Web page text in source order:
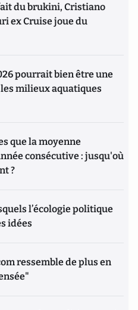
du brukini, Cristiano
ex Cruise joue du
pourrait bien être une
milieux aquatiques
que la moyenne
consécutive : jusqu'où
?
l’écologie politique
idées
ressemble de plus en